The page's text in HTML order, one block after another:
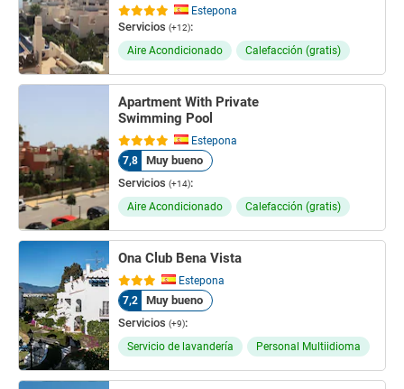
Estepona
Servicios (+12):
Aire Acondicionado Calefacción (gratis)
Apartment With Private
Swimming Pool
Estepona
7,8
Muy bueno
Servicios (+14):
Aire Acondicionado Calefacción (gratis)
Ona Club Bena Vista
Estepona
7,2
Muy bueno
Servicios (+9):
Servicio de lavandería Personal Multiidioma